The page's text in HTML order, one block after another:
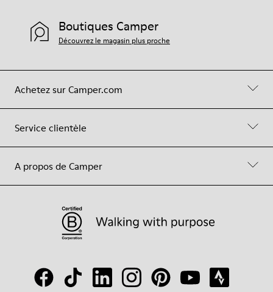
Achetez sur Camper.com
Service clientèle
A propos de Camper
Boutiques Camper
Découvrez le magasin plus proche